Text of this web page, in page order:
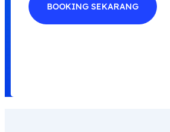
BOOKING SEKARANG